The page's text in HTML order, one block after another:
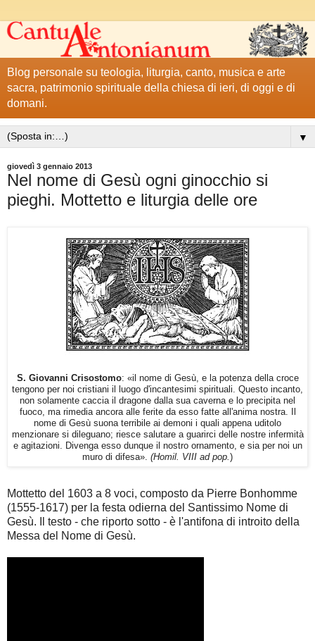
Blog personale su teologia, liturgia, canto, musica e arte
sacra, patrimonio spirituale della chiesa di ieri, di oggi e di
domani.
▼
giovedì 3 gennaio 2013
Nel nome di Gesù ogni ginocchio si
pieghi. Mottetto e liturgia delle ore
S. Giovanni Crisostomo: «il nome di Gesù, e la potenza della croce
tengono per noi cristiani il luogo d'incantesimi spirituali. Questo incanto,
non solamente caccia il dragone dalla sua caverna e lo precipita nel
fuoco, ma rimedia ancora alle ferite da esso fatte all'anima nostra. Il
nome di Gesù suona terribile ai demoni i quali appena uditolo
menzionare si dileguano; riesce salutare a guarirci delle nostre infermità
e agitazioni. Divenga esso dunque il nostro ornamento, e sia per noi un
muro di difesa». (Homil. VIII ad pop. )
Mottetto del 1603 a 8 voci, composto da Pierre Bonhomme
(1555-1617) per la festa odierna del Santissimo Nome di
Gesù. Il testo - che riporto sotto - è l'antifona di introito della
Messa del Nome di Gesù.